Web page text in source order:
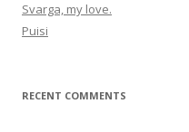
Svarga, my love.
Puisi
RECENT COMMENTS